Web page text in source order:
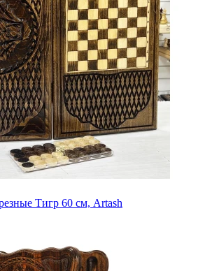
Тигр 60 см, Artash